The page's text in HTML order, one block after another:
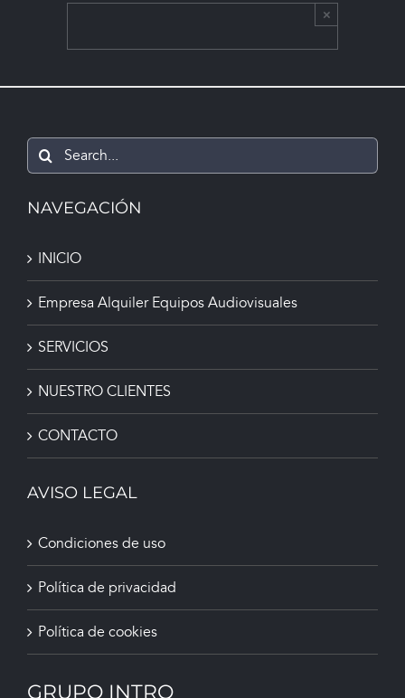
×
Search
for:
NAVEGACIÓN
INICIO
Empresa Alquiler Equipos Audiovisuales
SERVICIOS
NUESTRO CLIENTES
CONTACTO
AVISO LEGAL
Condiciones de uso
Política de privacidad
Política de cookies
GRUPO INTRO